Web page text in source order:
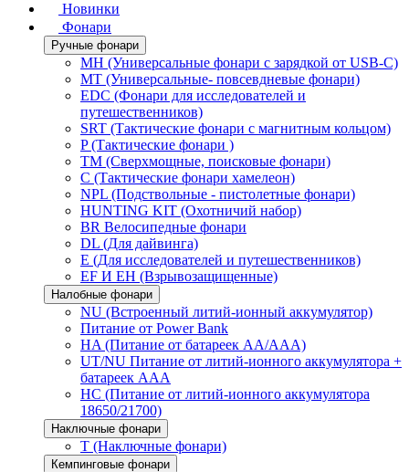
Новинки
Фонари
Ручные фонари
MH (Универсальные фонари с зарядкой от USB-C)
MT (Универсальные- повсевдневые фонари)
EDC (Фонари для исследователей и
путешественников)
SRT (Тактические фонари с магнитным кольцом)
P (Тактические фонари )
TM (Сверхмощные, поисковые фонари)
C (Тактические фонари хамелеон)
NPL (Подствольные - пистолетные фонари)
HUNTING KIT (Охотничий набор)
BR Велосипедные фонари
DL (Для дайвинга)
E (Для исследователей и путешественников)
EF И EH (Взрывозащищенные)
Налобные фонари
NU (Встроенный литий-ионный аккумулятор)
Питание от Power Bank
HA (Питание от батареек AA/AAA)
UT/NU Питание от литий-ионного аккумулятора +
батареек AAA
HC (Питание от литий-ионного аккумулятора
18650/21700)
Наключные фонари
T (Наключные фонари)
Кемпинговые фонари